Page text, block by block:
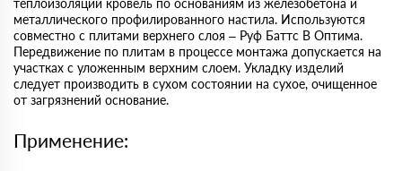
теплоизоляции кровель по основаниям из железобетона и
металлического профилированного настила. Используются
совместно с плитами верхнего слоя – Руф Баттс В Оптима.
Передвижение по плитам в процессе монтажа допускается на
участках с уложенным верхним слоем. Укладку изделий
следует производить в сухом состоянии на сухое, очищенное
от загрязнений основание.
Применение: